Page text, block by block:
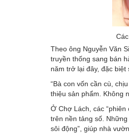
Theo ông Nguyễn Văn
truyền thống sang bán
năm trở lại đây, đặc
“Bà con vốn cần cù,
thiệu sản phẩm. Không
Ở Chợ Lách, các
trên nền tảng số.
sôi động”, giúp nhà